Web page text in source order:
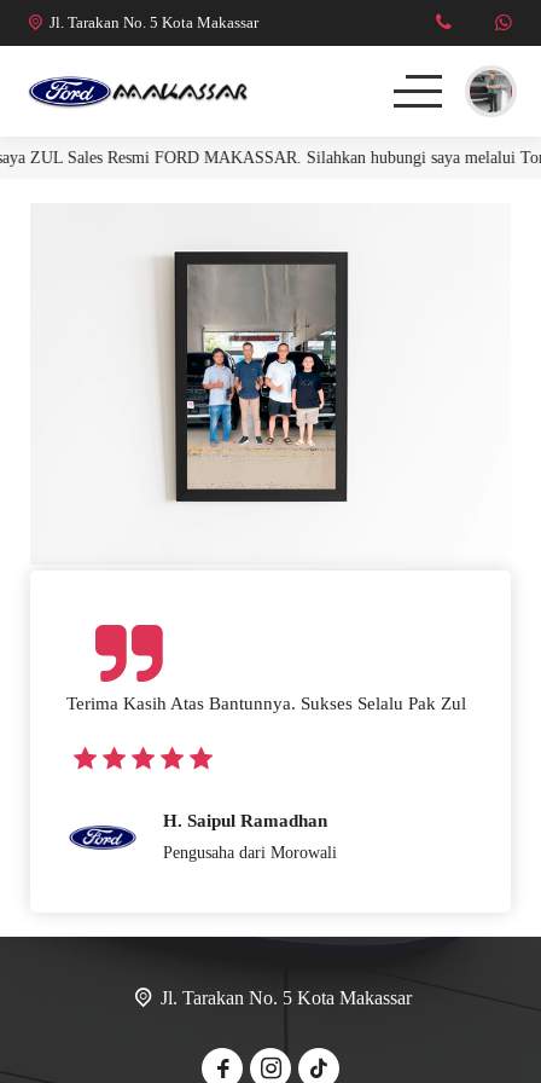
Jl. Tarakan No. 5 Kota Makassar
FORD RANGER
ZUL Sales Resmi FORD MAKASSAR. Silahkan hubungi saya melalui
Terima Kasih Atas Bantunnya. Sukses Selalu Pak Zul
H. Saipul Ramadhan
Pengusaha dari Morowali
Jl. Tarakan No. 5 Kota Makassar